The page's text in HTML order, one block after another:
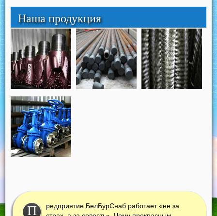
Наша продукция
П
редприятие БелБурСнаб работает «не за